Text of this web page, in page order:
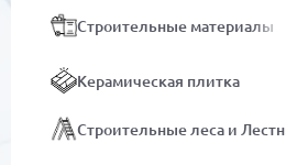
Строительные материалы
Керамическая плитка
Строительные леса и